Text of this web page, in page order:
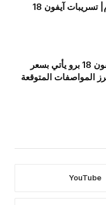
من 8 إلى 9 جيجا رام| تسريبات آيفون 18
ارتفاع في السعر| آيفون 18 برو يأتي بسعر
YouTube